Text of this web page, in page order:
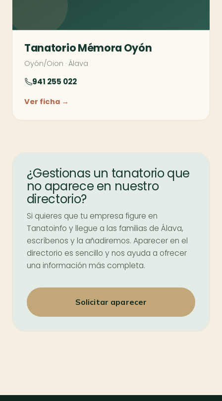
Tanatorio Mémora Oyón
Oyón/Oion · Álava
941 255 022
Ver ficha →
¿Gestionas un tanatorio que
no aparece en nuestro
directorio?
Si quieres que tu empresa figure en
Tanatoinfo y llegue a las familias de Álava,
escríbenos y la añadiremos. Aparecer en el
directorio es sencillo y nos ayuda a ofrecer
una información más completa.
Solicitar aparecer